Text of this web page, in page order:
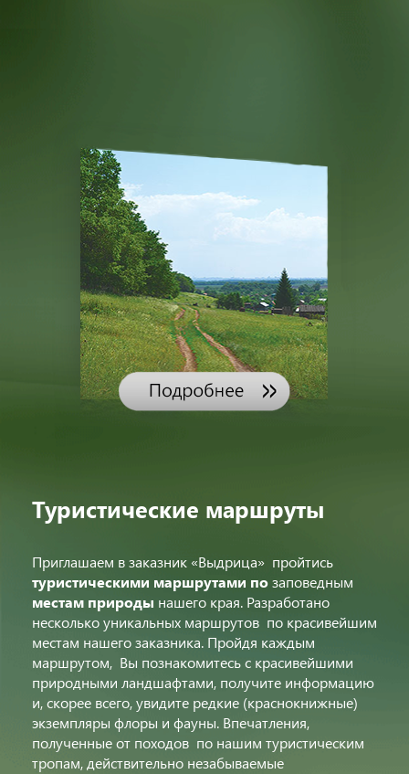
Туристические маршруты
Приглашаем в заказник «Выдрица» пройтись
туристическими маршрутами позаповедным
местам природы нашего края. Разработано
несколько уникальных маршрутов по красивейшим
местам нашего заказника. Пройдя каждым
маршрутом, Вы познакомитесь с красивейшими
природными ландшафтами, получите информацию
и, скорее всего, увидите редкие (краснокнижные)
экземпляры флоры и фауны. Впечатления,
полученные от походов по нашим туристическим
тропам, действительно незабываемые